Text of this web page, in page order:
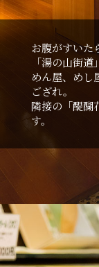
お腹がすいた
「湯の⼭街道
めん屋、めし
ござれ。
隣接の「醍醐
す。